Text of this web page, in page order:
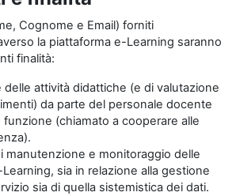
Cognome e Email) forniti
la piattaforma e-Learning saranno
finalità:
delle attività didattiche (e di valutazione
da parte del personale docente
(chiamato a cooperare alle
manutenzione e monitoraggio delle
sia in relazione alla gestione
sia di quella sistemistica dei dati.